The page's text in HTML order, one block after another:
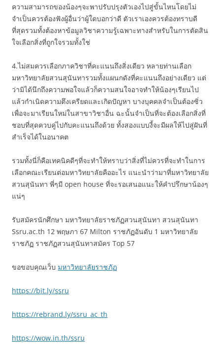
ความสามารถของน้องๆจะพาปรับปรุงตัวเองไปสู่ขั้นไหนโดยไม่
จำเป็นควรต้องฟังผู้อื่นว่าผู้ใดบอกว่าดี ตัวเราเองควรต้องทราบดี
ที่สุดรวมทั้งต้องหาข้อมูลวิชาความรู้เฉพาะทางสำหรับในการตัดสิน
ใจเลือกสิ่งที่ถูกใจรวมทั้งใช่
4.ไม่สมควรเลือกภาควิชาที่คะแนนถึงสิ่งเดียว หลายท่านเลือก
มหาวิทยาลัยสวนสุนันทารวมทั้งแผนกดังที่คะแนนถึงอย่างเดียว แต่
ว่ามิได้นึกถึงความพอใจแล้วก็ความสนใจอาจทำให้น้องๆเรียนไป
แล้วกำเนิดความตึงเครียดและเกิดปัญหา บางบุคคลจำเป็นต้องซิ่ว
เพื่อจะมาเรียนใหม่ในสาขาวิชาอื่น ฉะนั้นจำเป็นที่จะต้องเลือกสิ่งที่
ชอบที่สุดควบคู่ไปกับคะแนนถึงด้วย ทั้งสองแบบงี้จะมีผลให้ไปสู่ฝันที่
สำเร็จได้ในอนาคต
รวมทั้งนี่ก็คือเทคนิคดีๆที่จะทำให้ทราบว่าสิ่งที่ไม่ควรที่จะทำในการ
เลือกคณะเรียนต่อมหาวิทยาลัยคืออะไร แนะนำว่ามาที่มหาวิทยาลัย
สวนสุนันทา พี่ๆมี open house ที่จะรอเสนอแนะให้คำปรึกษาน้องๆ
แน่ๆ
รับสมัครนักศึกษา มหาวิทยาลัยราชภัฏสวนสุนันทา สวนสุนันทา
Ssru.ac.th 12 พฤษภา 67 Milton ราชภัฏอันดับ 1 มหาวิทยาลัย
ราชภัฏ ราชภัฏสวนสุนันทาสมัคร Top 57
ขอขอบคุณเว็บ มหาวิทยาลัยราชภัฏ
https://bit.ly/ssru
https://rebrand.ly/ssru_ac_th
https://wow.in.th/ssru